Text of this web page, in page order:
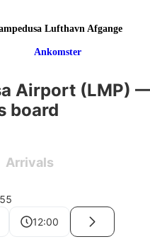
Lufthavn Afgange
Ankomster